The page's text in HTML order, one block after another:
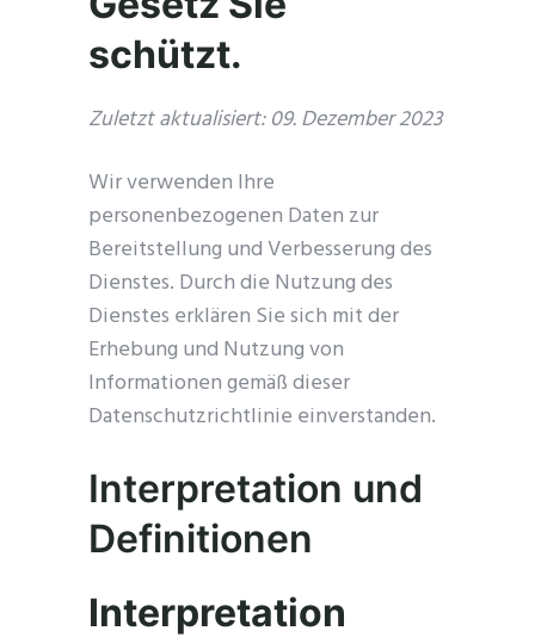
schützt.
Zuletzt aktualisiert: 09. Dezember 2023
Wir verwenden Ihre
personenbezogenen Daten zur
Bereitstellung und Verbesserung des
Dienstes. Durch die Nutzung des
Dienstes erklären Sie sich mit der
Erhebung und Nutzung von
Informationen gemäß dieser
Datenschutzrichtlinie einverstanden.
Interpretation und
Definitionen
Interpretation